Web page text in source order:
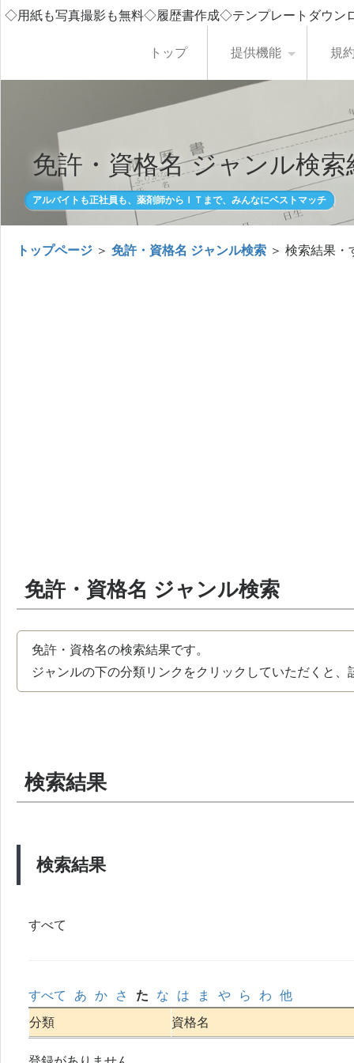
◇用紙も写真撮影も無料◇履歴書作成◇テンプレートダウ
トップ 提供機能 規
免許・資格名 ジャンル検索
アルバイトも正社員も、薬剤師からＩＴまで、みんなにベストマッチ
トップページ ＞ 免許・資格名 ジャンル検索 ＞ 検索結果・
免許・資格名 ジャンル検索
免許・資格名の検索結果です。
ジャンルの下の分類リンクをクリックしていただくと
検索結果
検索結果
すべて
すべて あ か さ た な は ま や ら わ
他
分類
資格名